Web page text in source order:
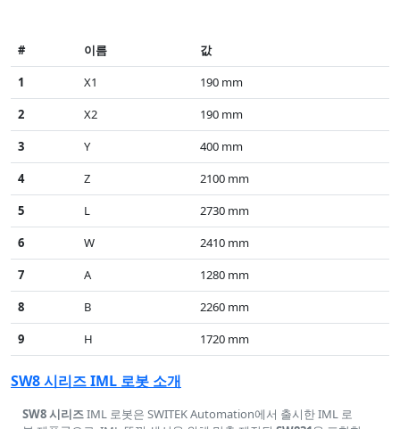
# 이름
값
1
X1
190 mm
2
X2
190 mm
3
Y
400 mm
4
Z
2100 mm
5
L
2730 mm
6
W
2410 mm
7
A
1280 mm
8
B
2260 mm
9
H 1720 mm
SW8 시리즈 IML 로봇 소개
SW8 시리즈IML 로봇은 SWITEK Automation에서 출시한 IML 로